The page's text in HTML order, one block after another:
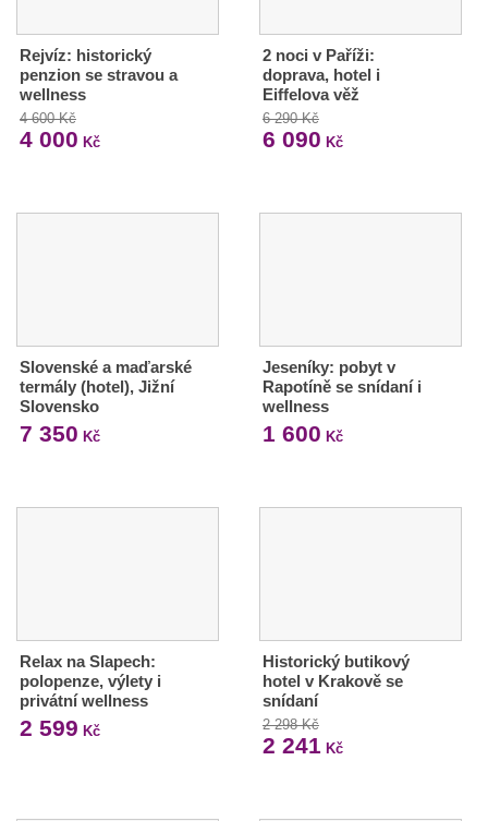
Rejvíz: historický
penzion se stravou a
wellness
4 600 Kč
4 000 Kč
2 noci v Paříži:
doprava, hotel i
Eiffelova věž
6 290 Kč
6 090 Kč
Slovenské a maďarské
termály (hotel), Jižní
Slovensko
7 350 Kč
Jeseníky: pobyt v
Rapotíně se snídaní i
wellness
1 600 Kč
Relax na Slapech:
polopenze, výlety i
privátní wellness
2 599 Kč
Historický butikový
hotel v Krakově se
snídaní
2 298 Kč
2 241 Kč